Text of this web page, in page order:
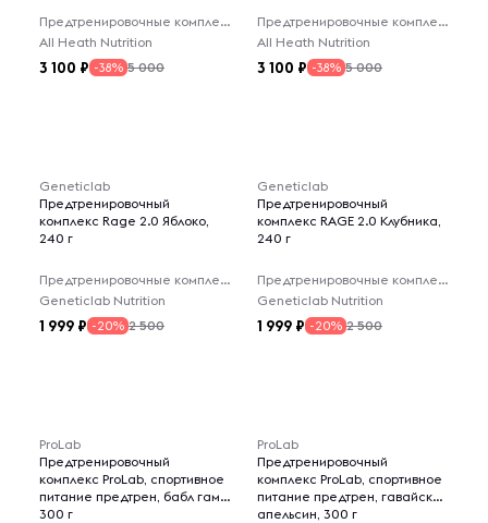
Предтренировочные комплексы
All Heath Nutrition
3 100 -38% 5 000
Предтренировочные комплексы
All Heath Nutrition
3 100 -38% 5 000
Geneticlab
Предтренировочный
комплекс Rage 2.0 Яблоко,
240 г
Предтренировочные комплексы
Geneticlab Nutrition
1 999 -20% 2 500
Geneticlab
Предтренировочный
комплекс RAGE 2.0 Клубника,
240 г
Предтренировочные комплексы
Geneticlab Nutrition
1 999 -20% 2 500
ProLab
Предтренировочный
комплекс ProLab, спортивное
питание предтрен, бабл гам,
300 г
ProLab
Предтренировочный
комплекс ProLab, спортивное
питание предтрен, гавайский
апельсин, 300 г